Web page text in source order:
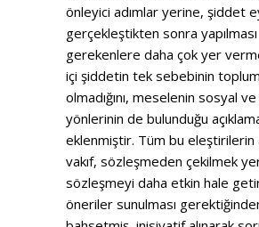
önleyici adımlar yerine, şiddet
gerçekleştikten sonra yapılması
gerekenlere daha çok yer
içi şiddetin tek sebebinin
olmadığını, meselenin sosyal
yönlerinin de bulunduğu
eklenmiştir. Tüm bu eleştirilerin
vakıf, sözleşmeden çekilmek
sözleşmeyi daha etkin hale
öneriler sunulması